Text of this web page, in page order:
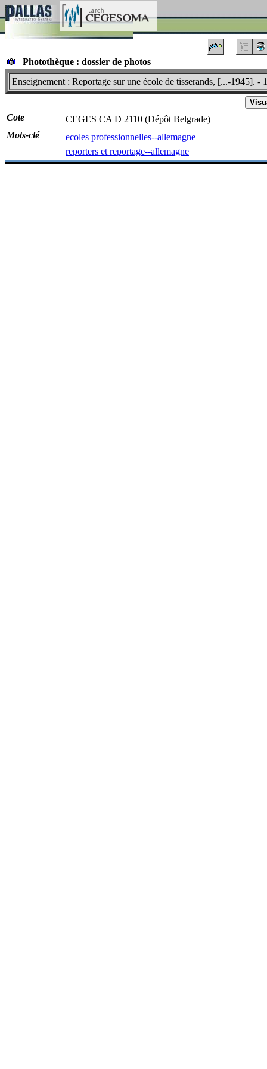
Photothèque : dossier de photos
Enseignement : Reportage sur une école de tisserands, [...-1945]. -
Cote
CEGES CA D 2110 (Dépôt Belgrade)
Mots-clé
ecoles professionnelles--allemagne
reporters et reportage--allemagne